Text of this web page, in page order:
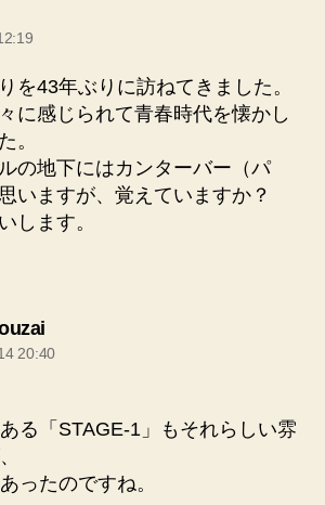
を43年ぶりに訪ねてきました。
に感じられて青春時代を懐かし
。
の地下にはカンターバー（パ
いますが、覚えていますか？
します。
の
発
20:40
る「STAGE-1」もそれらしい雰
ったのですね。